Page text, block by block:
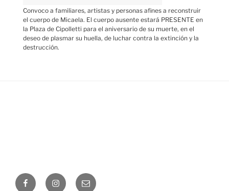
Convoco a familiares, artistas y personas afines a reconstruir
el cuerpo de Micaela. El cuerpo ausente estará PRESENTE en
la Plaza de Cipolletti para el aniversario de su muerte, en el
deseo de plasmar su huella, de luchar contra la extinción y la
destrucción.
FacebookInstagramCorreo